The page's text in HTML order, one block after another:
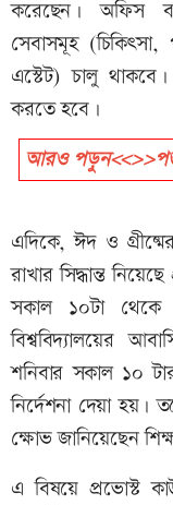
করেছেন। অফিস
সেবাসমূহ
এস্টেট) চালু থাকবে।
করতে হবে।
আরও পড়ুন<<>>পশুর
এদিকে, ঈদ ও
রাখার সিদ্ধান্ত
সকাল ১০টা
বিশ্ববিদ্যালয়ের
শনিবার সকাল ১০
নির্দেশনা দেয়া হয়।
ক্ষোভ জানিয়েছেন
এ বিষয়ে প্রভোস্ট